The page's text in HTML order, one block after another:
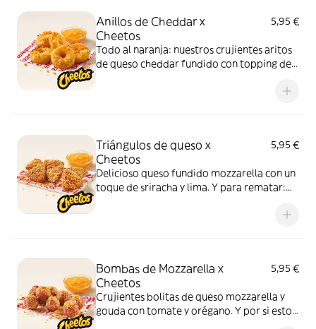
Anillos de Cheddar x
Cheetos
5,95 €
Todo al naranja: nuestros crujientes aritos
de queso cheddar fundido con topping de
Triángulos de queso x
Cheetos
5,95 €
Delicioso queso fundido mozzarella con un
toque de sriracha y lima. Y para rematar:
acompañados de nuestra salsa Quesabrosa.
Bombas de Mozzarella x
Cheetos
5,95 €
Crujientes bolitas de queso mozzarella y
gouda con tomate y orégano. Y por si esto